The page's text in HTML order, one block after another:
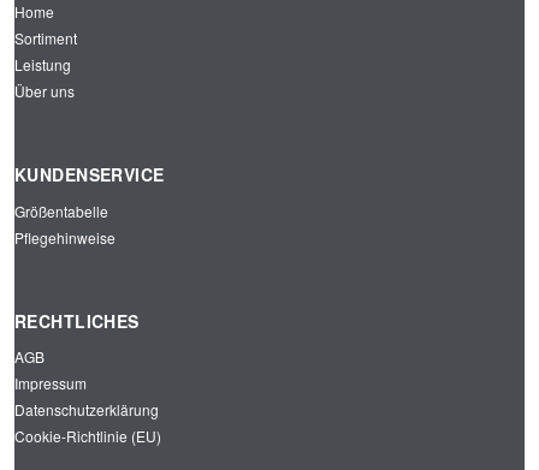
Home
Sortiment
Leistung
Über uns
KUNDENSERVICE
Größentabelle
Pflegehinweise
RECHTLICHES
AGB
Impressum
Datenschutzerklärung
Cookie-Richtlinie (EU)